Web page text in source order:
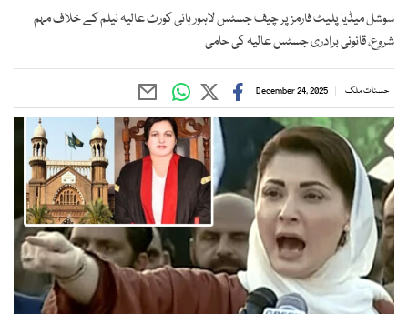
سوشل میڈیا پلیٹ فارمز پر چیف جسٹس لاہور ہائی کورٹ عالیہ نیلم کے خلاف مہم
شروع، قانونی برادری جسٹس عالیہ کی حامی
حسنات ملک December 24, 2025